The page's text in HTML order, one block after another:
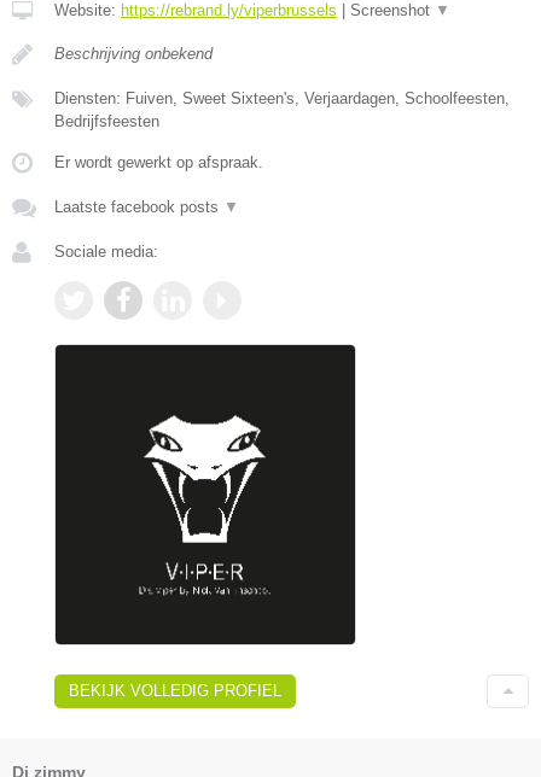
Website: https://rebrand.ly/viperbrussels Screenshot ▼
Beschrijving onbekend
Diensten: Fuiven, Sweet Sixteen's, Verjaardagen, Schoolfeesten,
Bedrijfsfeesten
Er wordt gewerkt op afspraak.
Laatste facebook posts ▼
Sociale media:
BEKIJK VOLLEDIG PROFIEL
Dj zimmy